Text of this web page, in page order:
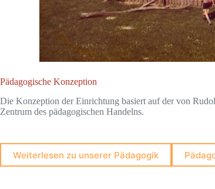
Pädagogische Konzeption
Die Konzeption der Einrichtung basiert auf der von
Zentrum des pädagogischen Handelns.
Weiterlesen zu unserer Pädagogik